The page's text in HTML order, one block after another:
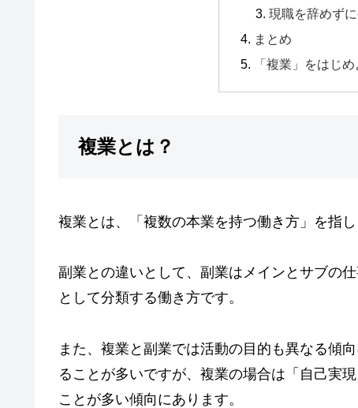
現職を辞めず
まとめ
「複業」をはじめ
複業とは？
複業とは、「複数の本業を持つ働き方」を指し
副業との違いとして、副業はメインとサブの
として分類する働き方です。
また、複業と副業では活動の目的も異なる傾
ることが多いですが、複業の場合は「自己実
ことが多い傾向にあります。